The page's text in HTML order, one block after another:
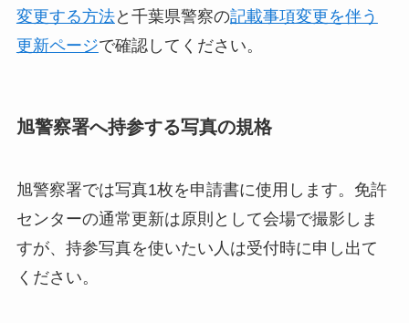
変更する方法と千葉県警察の記載事項変更を伴う
更新ページで確認してください。
旭警察署へ持参する写真の規格
旭警察署では写真1枚を申請書に使用します。免許
センターの通常更新は原則として会場で撮影しま
すが、持参写真を使いたい人は受付時に申し出て
ください。